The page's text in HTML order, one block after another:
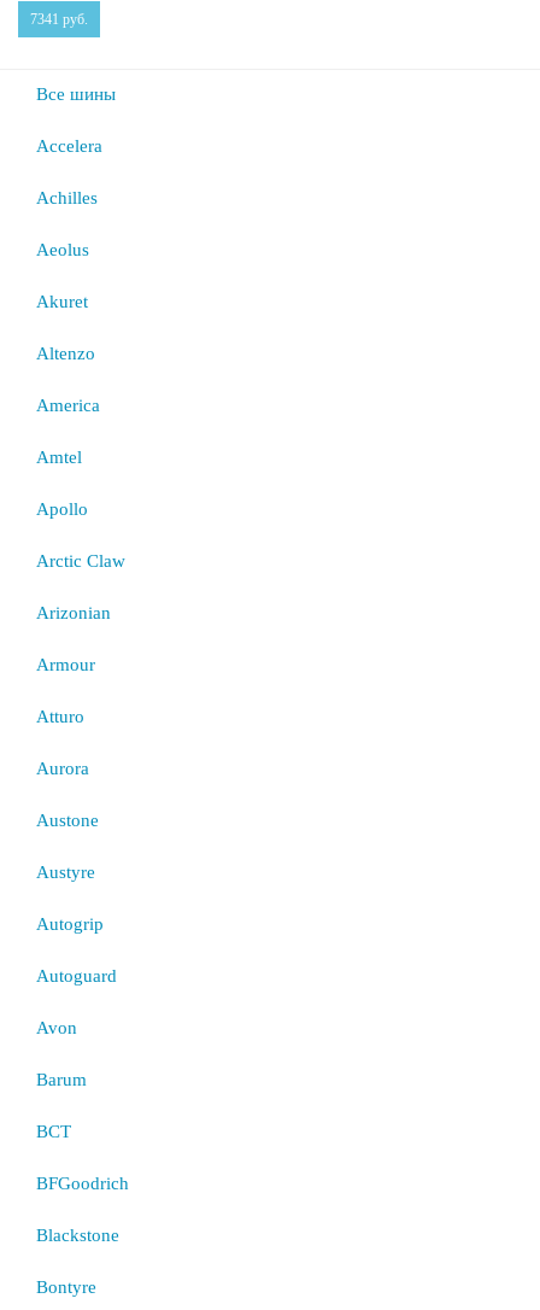
7341 руб.
Все шины
Accelera
Achilles
Aeolus
Akuret
Altenzo
America
Amtel
Apollo
Arctic Claw
Arizonian
Armour
Atturo
Aurora
Austone
Austyre
Autogrip
Autoguard
Avon
Barum
BCT
BFGoodrich
Blackstone
Bontyre